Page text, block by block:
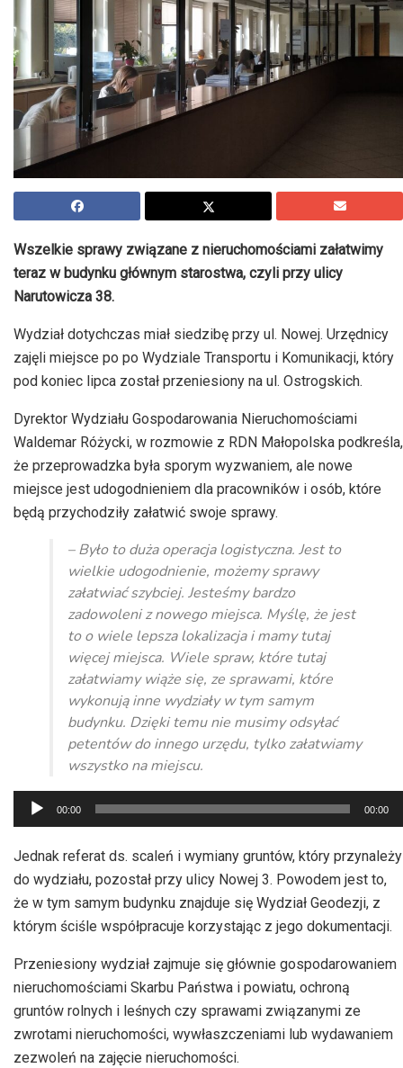
Wszelkie sprawy związane z nieruchomościami załatwimy
teraz w budynku głównym starostwa, czyli przy ulicy
Narutowicza 38.
Wydział dotychczas miał siedzibę przy ul. Nowej. Urzędnicy
zajęli miejsce po po Wydziale Transportu i Komunikacji, który
pod koniec lipca został przeniesiony na ul. Ostrogskich.
Dyrektor Wydziału Gospodarowania Nieruchomościami
Waldemar Różycki, w rozmowie z RDN Małopolska podkreśla,
że przeprowadzka była sporym wyzwaniem, ale nowe
miejsce jest udogodnieniem dla pracowników i osób, które
będą przychodziły załatwić swoje sprawy.
– Było to duża operacja logistyczna. Jest to
wielkie udogodnienie, możemy sprawy
załatwiać szybciej. Jesteśmy bardzo
zadowoleni z nowego miejsca. Myślę, że jest
to o wiele lepsza lokalizacja i mamy tutaj
więcej miejsca. Wiele spraw, które tutaj
załatwiamy wiąże się, ze sprawami, które
wykonują inne wydziały w tym samym
budynku. Dzięki temu nie musimy odsyłać
petentów do innego urzędu, tylko załatwiamy
wszystko na miejscu.
Odtwarzacz
plików
dźwiękowych
00:00 00:00
Jednak referat ds. scaleń i wymiany gruntów, który przynależy
do wydziału, pozostał przy ulicy Nowej 3. Powodem jest to,
że w tym samym budynku znajduje się Wydział Geodezji, z
którym ściśle współpracuje korzystając z jego dokumentacji.
Przeniesiony wydział zajmuje się głównie gospodarowaniem
nieruchomościami Skarbu Państwa i powiatu, ochroną
gruntów rolnych i leśnych czy sprawami związanymi ze
zwrotami nieruchomości, wywłaszczeniami lub wydawaniem
zezwoleń na zajęcie nieruchomości.